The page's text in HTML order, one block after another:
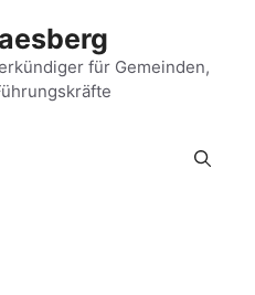
für Gemeinden,